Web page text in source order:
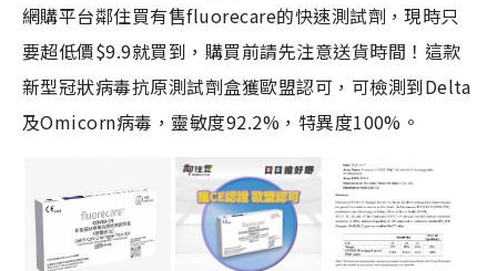
網購平台鄰住買有售fluorecare的快速測試劑，現時只
要超低價$9.9就買到，購買前請先注意送貨時間！這款
新型冠狀病毒抗原測試劑盒獲歐盟認可，可檢測到Delta
及Omicorn病毒，靈敏度92.2%，特異度100%。